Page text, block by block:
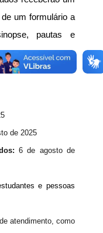
um formulário a
pautas e
de 2025
6 de agosto de
e pessoas
atendimento, como